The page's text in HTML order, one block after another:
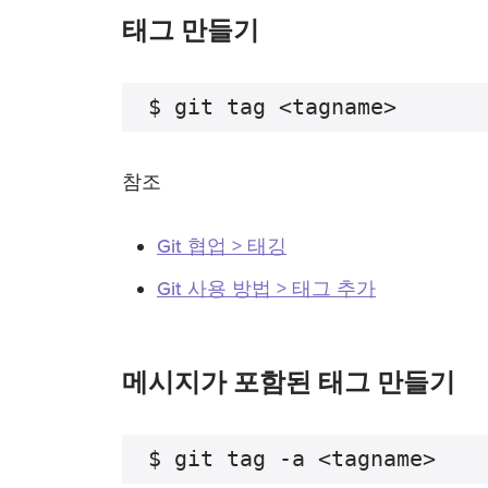
태그 만들기
참조
Git 협업 > 태깅
Git 사용 방법 > 태그 추가
메시지가 포함된 태그 만들기